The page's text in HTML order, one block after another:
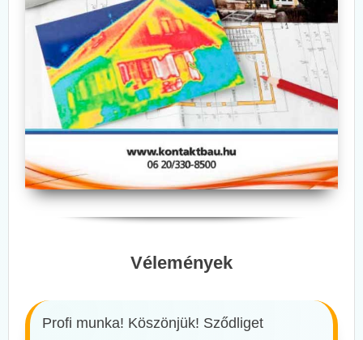
Vélemények
Profi munka! Köszönjük! Sződliget